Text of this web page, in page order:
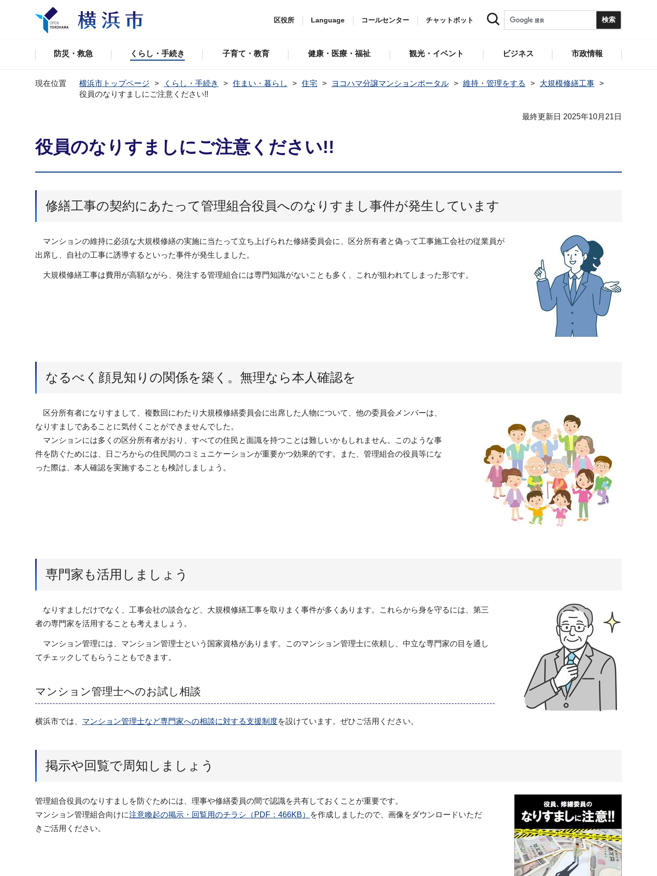
区役所 Language コールセンター チャットボット
防災・救急 くらし・手続き 子育て・教育 健康・医療・福祉 観光・イベント ビジネス 市政情報
現在位置 横浜市トップページ くらし・手続き 住まい・暮らし 住宅 ヨコハマ分譲マンションポータル 維持・管理をする
大規模修繕工事
役員のなりすましにご注意ください!!
最終更新日 2025年10月21日
役員のなりすましにご注意ください!!
修繕工事の契約にあたって管理組合役員へのなりすまし事件が発生しています
マンションの維持に必須な大規模修繕の実施に当たって立ち上げられた修繕委員会に、区分所有者と偽って工事施工会社の従業員が
出席し、自社の工事に誘導するといった事件が発生しました。
大規模修繕工事は費用が高額ながら、発注する管理組合には専門知識がないことも多く、これが狙われてしまった形です。
なるべく顔見知りの関係を築く。無理なら本人確認を
区分所有者になりすまして、複数回にわたり大規模修繕委員会に出席した人物について、他の委員会メンバーは、
なりすましであることに気付くことができませんでした。
マンションには多くの区分所有者がおり、すべての住民と面識を持つことは難しいかもしれません。このような事
件を防ぐためには、日ごろからの住民間のコミュニケーションが重要かつ効果的です。また、管理組合の役員等にな
った際は、本人確認を実施することも検討しましょう。
専門家も活用しましょう
なりすましだけでなく、工事会社の談合など、大規模修繕工事を取りまく事件が多くあります。これらから身を守るには、第三
者の専門家を活用することも考えましょう。
マンション管理には、マンション管理士という国家資格があります。このマンション管理士に依頼し、中立な専門家の目を通し
てチェックしてもらうこともできます。
マンション管理士へのお試し相談
横浜市では、 マンション管理士など専門家への相談に対する支援制度を設けています。ぜひご活用ください。
掲示や回覧で周知しましょう
管理組合役員のなりすましを防ぐためには、理事や修繕委員の間で認識を共有しておくことが重要です。
マンション管理組合向けに注意喚起の掲示・回覧用のチラシ（PDF：466KB）
を作成しましたので、画像をダウンロードいただ
きご活用ください。